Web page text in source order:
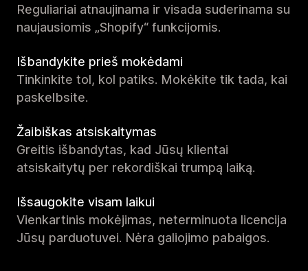
Reguliariai atnaujinama ir visada suderinama su
naujausiomis „Shopify“ funkcijomis.
Išbandykite prieš mokėdami
Tinkinkite tol, kol patiks. Mokėkite tik tada, kai
paskelbsite.
Žaibiškas atsiskaitymas
Greitis išbandytas, kad Jūsų klientai
atsiskaitytų per rekordiškai trumpą laiką.
Išsaugokite visam laikui
Vienkartinis mokėjimas, neterminuota licencija
Jūsų parduotuvei. Nėra galiojimo pabaigos.